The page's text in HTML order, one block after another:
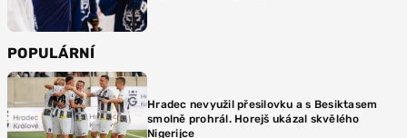
POPULÁRNÍ
Hradec nevyužil přesilovku a s Besiktasem
smolně prohrál. Horejš ukázal skvělého
Nigerijce